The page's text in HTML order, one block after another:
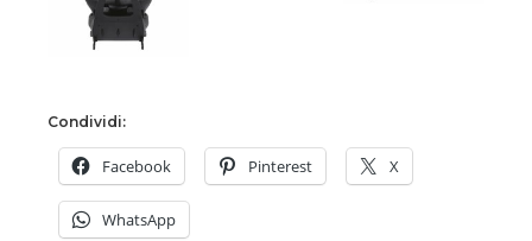
Condividi:
Facebook Pinterest X
WhatsApp